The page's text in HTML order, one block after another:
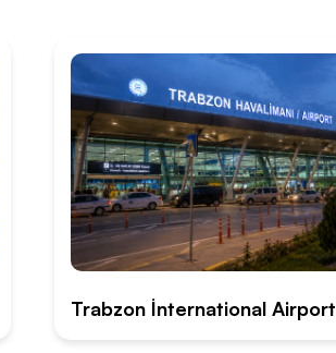
Trabzon İnternational Airport